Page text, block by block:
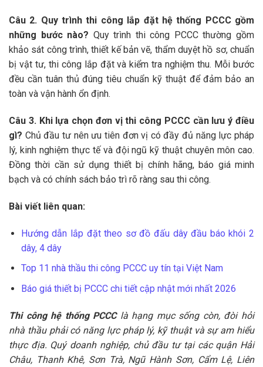
Câu 2. Quy trình thi công lắp đặt hệ thống PCCC gồm
những bước nào? Quy trình thi công PCCC thường gồm
khảo sát công trình, thiết kế bản vẽ, thẩm duyệt hồ sơ, chuẩn
bị vật tư, thi công lắp đặt và kiểm tra nghiệm thu. Mỗi bước
đều cần tuân thủ đúng tiêu chuẩn kỹ thuật để đảm bảo an
toàn và vận hành ổn định.
Câu 3. Khi lựa chọn đơn vị thi công PCCC cần lưu ý điều
gì? Chủ đầu tư nên ưu tiên đơn vị có đầy đủ năng lực pháp
lý, kinh nghiệm thực tế và đội ngũ kỹ thuật chuyên môn cao.
Đồng thời cần sử dụng thiết bị chính hãng, báo giá minh
bạch và có chính sách bảo trì rõ ràng sau thi công.
Bài viết liên quan:
Hướng dẫn lắp đặt theo sơ đồ đấu dây đầu báo khói 2
dây, 4 dây
Top 11 nhà thầu thi công PCCC uy tín tại Việt Nam
Báo giá thiết bị PCCC chi tiết cập nhật mới nhất 2026
Thi công hệ thống PCCClà hạng mục sống còn, đòi hỏi
nhà thầu phải có năng lực pháp lý, kỹ thuật và sự am hiểu
thực địa. Quý doanh nghiệp, chủ đầu tư tại các quận Hải
Châu, Thanh Khê, Sơn Trà, Ngũ Hành Sơn, Cẩm Lệ, Liên